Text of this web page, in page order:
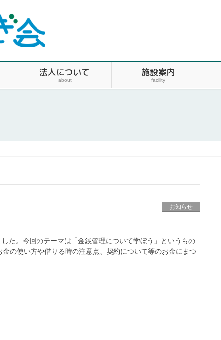
法人について
about
施設案内
facility
お知らせ
た。今回のテーマは「金銭管理について学ぼう」というもの
の使い方や借りる時の注意点、契約について等のお金にまつ